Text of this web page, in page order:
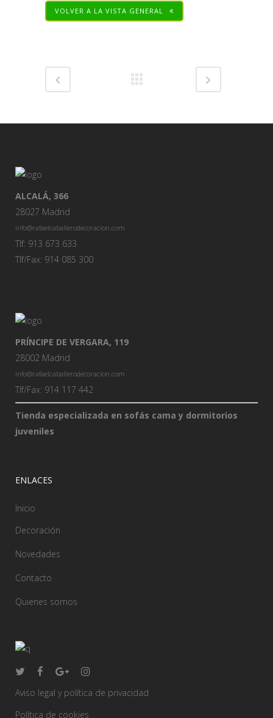
VOLVER A LA VISTA GENERAL
ALCALÁ, 366
28027 Madrid
info@rafaelcaballerodecoracion.com
Tlf: 913 673 633
Tlf/Fax: 914 085 300
PRÍNCIPE DE VERGARA, 119
28002 Madrid
info@rafaelcaballerodecoracion.com
Tlf/Fax: 914 117 442
Tienda especializada en sofás cama y dormitorios
juveniles
ENLACES
Inicio
Decoración
Novedades
Contacto
Quienes somos
Aviso legal y política de privacidad
Política de cookies